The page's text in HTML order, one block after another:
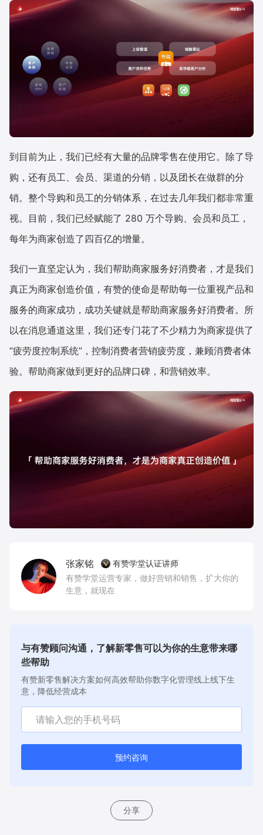
到目前为止，我们已经有大量的品牌零售在使用它。除了导
购，还有员工、会员、渠道的分销，以及团长在做群的分
销。整个导购和员工的分销体系，在过去几年我们都非常重
视。目前，我们已经赋能了 280 万个导购、会员和员工，
每年为商家创造了四百亿的增量。
我们一直坚定认为，我们帮助商家服务好消费者，才是我们
真正为商家创造价值，有赞的使命是帮助每一位重视产品和
服务的商家成功，成功关键就是帮助商家服务好消费者。所
以在消息通道这里，我们还专门花了不少精力为商家提供了
“疲劳度控制系统”，控制消费者营销疲劳度，兼顾消费者体
验。帮助商家做到更好的品牌口碑，和营销效率。
张家铭
有赞学堂认证讲师
有赞学堂运营专家，做好营销和销售，扩大你的
生意，就现在
与有赞顾问沟通，了解新零售可以为你的生意带来哪
些帮助
有赞新零售解决方案如何高效帮助你数字化管理线上线下生
意，降低经营成本
预约咨询
分享